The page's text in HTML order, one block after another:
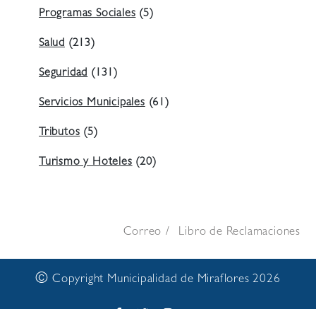
Programas Sociales(5)
Salud (213)
Seguridad(131)
Servicios Municipales(61)
Tributos(5)
Turismo y Hoteles(20)
Correo Libro de Reclamaciones
© Copyright Municipalidad de Miraflores 2026